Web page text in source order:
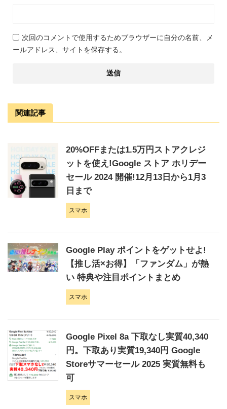
次回のコメントで使用するためブラウザーに自分の名前、メ
ールアドレス、サイトを保存する。
関連記事
20%OFFまたは1.5万円ストアクレジ
ットを使え!Google ストア ホリデー
セール 2024 開催!12月13日から1月3
日まで
スマホ
​Google Play ポイントをゲットせよ!
【推し活×お得】「ファンダム」が熱
い 特典や注目ポイントまとめ
スマホ
Google Pixel 8a 下取なし実質40,340
円。下取あり実質19,340円 Google
Storeサマーセール 2025 実質無料も
可
スマホ